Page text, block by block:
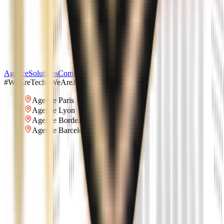
AgenceSolutionsCompétences
#WeAreTech #WeAreJosh
Agence Paris
Agence Lyon
Agence Bordeaux
Agence Barcelone